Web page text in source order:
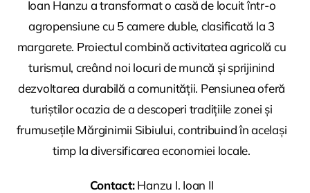
Ioan Hanzu a transformat o casă de locuit într-o
agropensiune cu 5 camere duble, clasificată la 3
margarete. Proiectul combină activitatea agricolă cu
turismul, creând noi locuri de muncă și sprijinind
dezvoltarea durabilă a comunității. Pensiunea oferă
turiștilor ocazia de a descoperi tradițiile zonei și
frumusețile Mărginimii Sibiului, contribuind în același
timp la diversificarea economiei locale.
Contact:Hanzu I. Ioan II